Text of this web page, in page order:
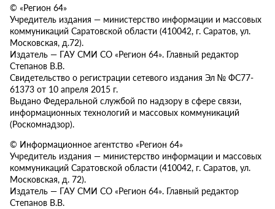
© «Регион 64»
Учредитель издания — министерство информации и массовых
коммуникаций Саратовской области (410042, г. Саратов, ул.
Московская, д.72).
Издатель — ГАУ СМИ СО «Регион 64». Главный редактор
Степанов В.В.
Свидетельство о регистрации сетевого издания Эл № ФС77-
61373 от 10 апреля 2015 г.
Выдано Федеральной службой по надзору в сфере связи,
информационных технологий и массовых коммуникаций
(Роскомнадзор).
© Информационное агентство «Регион 64»
Учредитель издания — министерство информации и массовых
коммуникаций Саратовской области (410042, г. Саратов, ул.
Московская, д. 72).
Издатель — ГАУ СМИ СО «Регион 64». Главный редактор
Степанов В.В.